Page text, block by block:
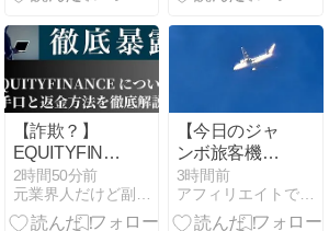
【詐欺？】
EQUITYFINANCE
の出金できな
い口コミと運
営実態を元業
2時間50分前
元業界人だけど副業商材のこと全部暴露します｜
【今日のジャ
ンボ旅客機】
18:07～撮影
（5機）
3時間前
アフィリエイトで月収３５０万円！